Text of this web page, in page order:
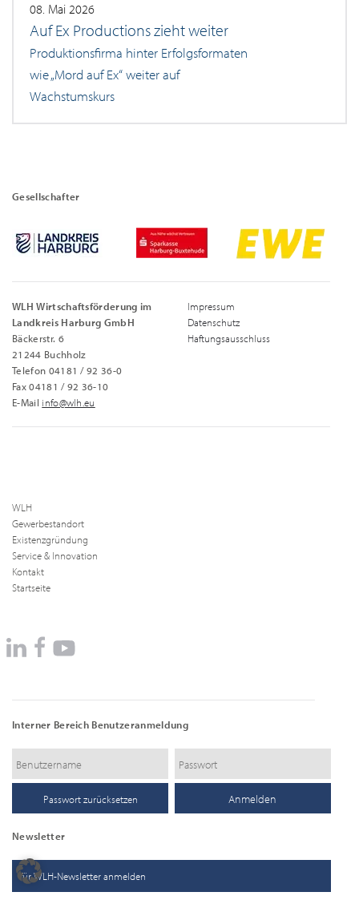
08. Mai 2026
Auf Ex Productions zieht weiter
Produktionsfirma hinter Erfolgsformaten
wie „Mord auf Ex“ weiter auf
Wachstumskurs
Gesellschafter
WLH Wirtschaftsförderung im
Landkreis Harburg GmbH
Bäckerstr. 6
21244 Buchholz
Telefon 04181 / 92 36-0
Fax 04181 / 92 36-10
E-Mail info@wlh.eu
Impressum
Datenschutz
Haftungsausschluss
WLH
Gewerbestandort
Existenzgründung
Service & Innovation
Kontakt
Startseite
Interner Bereich Benutzeranmeldung
Passwort zurücksetzen
Newsletter
für WLH-Newsletter anmelden